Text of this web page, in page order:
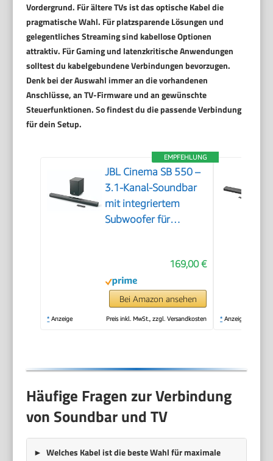
Vordergrund. Für ältere TVs ist dasoptische Kabeldie
pragmatische Wahl. Für platzsparende Lösungen und
gelegentliches Streaming sind kabellose Optionen
attraktiv. Für Gaming und latenzkritische Anwendungen
solltest du kabelgebundene Verbindungen bevorzugen.
Denk bei der Auswahl immer an die vorhandenen
Anschlüsse, an TV-Firmware und an gewünschte
Steuerfunktionen. So findest du die passende Verbindung
für dein Setup.
EMPFEHLUNG
JBL Cinema SB 550 –
3.1-Kanal-Soundbar
mit integriertem
Subwoofer für
Bluetooth-Musik-
Streaming und Dolby
Audio – Schwarz
169,00 €
Bei Amazon ansehen
* Anzeige Preis inkl. MwSt., zzgl. Versandkosten * Anzeige
Häufige Fragen zur Verbindung
von Soundbar und TV
Welches Kabel ist die beste Wahl für maximale